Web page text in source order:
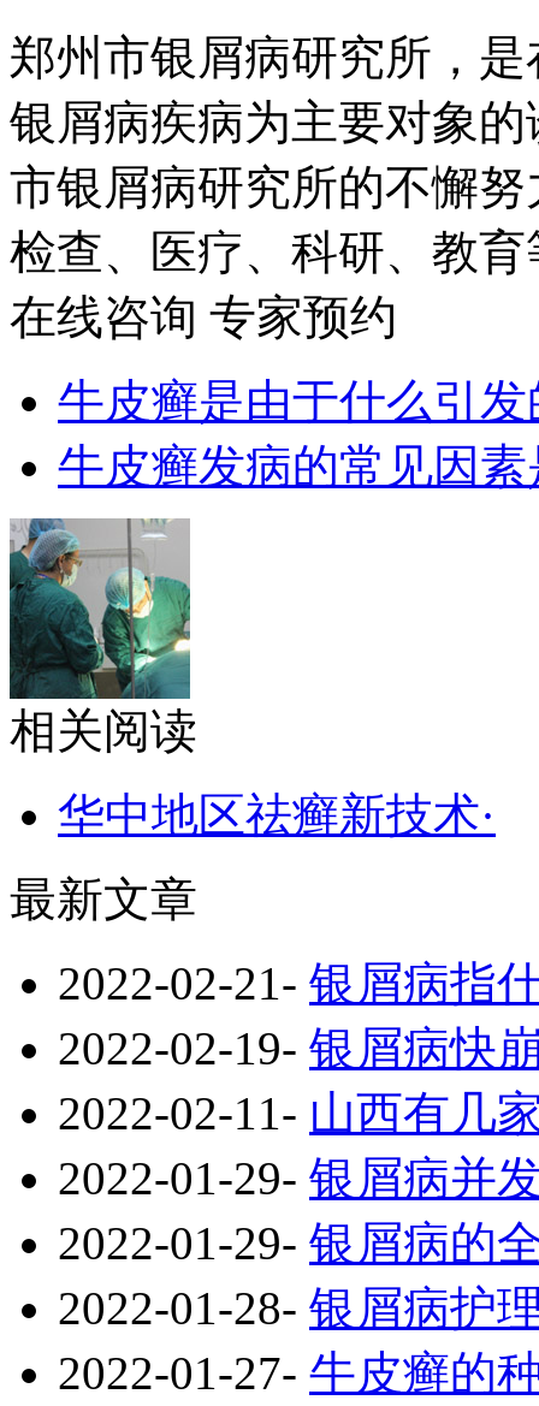
郑州市银屑病研究所，
银屑病疾病为主要对象
市银屑病研究所的不懈
检查、医疗、科研、教育
在线咨询 专家预约
牛皮癣是由于什么引发
牛皮癣发病的常见因
相关阅读
华中地区祛癣新技术·
最新文章
2022-02-21- 银屑病指
2022-02-19- 银屑病快
2022-02-11- 山西有几
2022-01-29- 银屑病并
2022-01-29- 银屑病的
2022-01-28- 银屑病护
2022-01-27- 牛皮癣的